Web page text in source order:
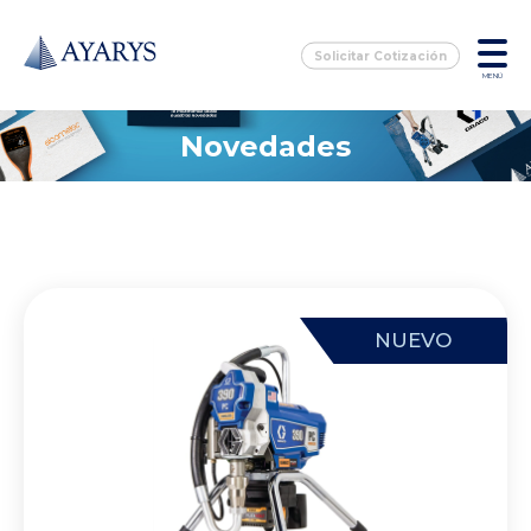
Solicitar Cotización
MENÚ
Novedades
NUEVO